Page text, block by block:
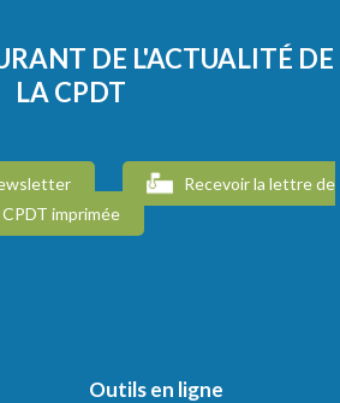
DE L'ACTUALITÉ DE
LA CPDT
Recevoir la lettre de
CPDT imprimée
Outils en ligne